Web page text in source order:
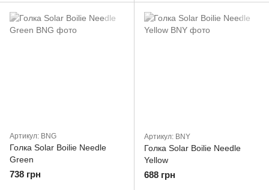
Артикул: BNG
Голка Solar Boilie Needle
Green
738 грн
Артикул: BNY
Голка Solar Boilie Needle
Yellow
688 грн